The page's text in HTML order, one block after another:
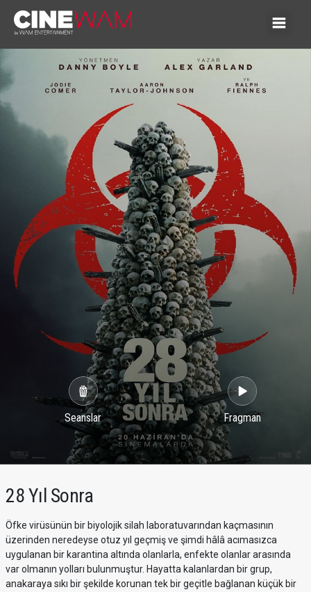
Seanslar Fragman
28 Yıl Sonra
Öfke virüsünün bir biyolojik silah laboratuvarından kaçmasının
üzerinden neredeyse otuz yıl geçmiş ve şimdi hâlâ acımasızca
uygulanan bir karantina altında olanlarla, enfekte olanlar arasında
var olmanın yolları bulunmuştur. Hayatta kalanlardan bir grup,
anakaraya sıkı bir şekilde korunan tek bir geçitle bağlanan küçük bir